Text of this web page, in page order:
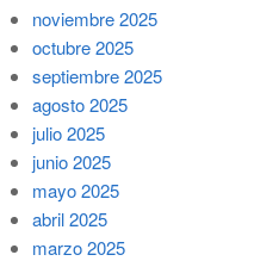
noviembre 2025
octubre 2025
septiembre 2025
agosto 2025
julio 2025
junio 2025
mayo 2025
abril 2025
marzo 2025